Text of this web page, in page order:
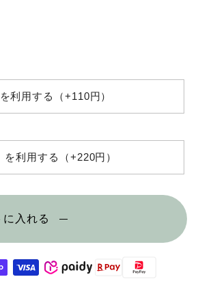
利用する（+110円）
利用する（+220円）
に入れる